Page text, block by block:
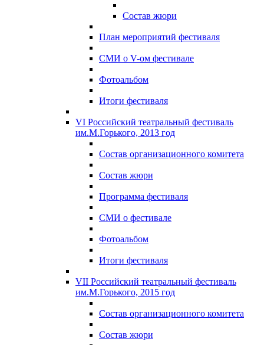
Состав жюри
План мероприятий фестиваля
СМИ о V-ом фестивале
Фотоальбом
Итоги фестиваля
VI Российский театральный фестиваль
им.М.Горького, 2013 год
Состав организационного комитета
Состав жюри
Программа фестиваля
СМИ о фестивале
Фотоальбом
Итоги фестиваля
VII Российский театральный фестиваль
им.М.Горького, 2015 год
Состав организационного комитета
Состав жюри